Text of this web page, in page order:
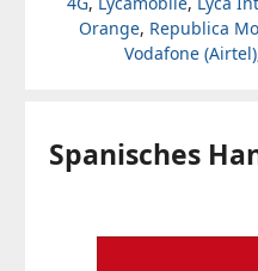
Orange, Republica
Vodafone (Airtel)
Spanisches